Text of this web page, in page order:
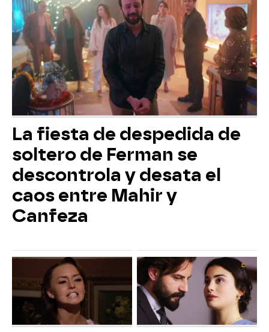
La fiesta de despedida de
soltero de Ferman se
descontrola y desata el
caos entre Mahir y
Canfeza